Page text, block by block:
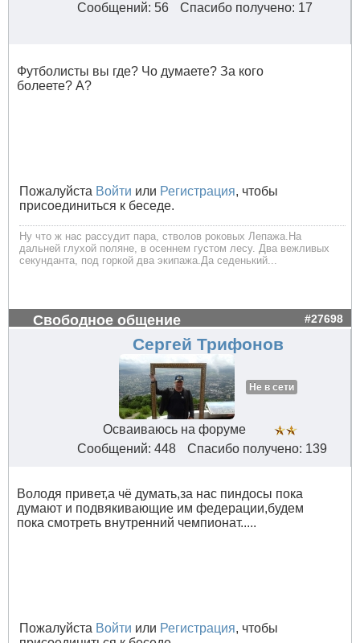
Сообщений: 56
Спасибо получено: 17
Футболисты вы где? Чо думаете? За кого
болеете? А?
Пожалуйста Войти или Регистрация, чтобы
присоединиться к беседе.
Ну что ж нас рассудит пара, стволов роковых Лепажа.На
дальней глухой поляне, в осеннем густом лесу. Два вежливых
секунданта, под горкой два экипажа.Да седенький...
Свободное общение #27698
Сергей Трифонов
Не в сети
Осваиваюсь на форуме
Сообщений: 448
Спасибо получено: 139
Володя привет,а чё думать,за нас пиндосы пока
думают и подвякивающие им федерации,будем
пока смотреть внутренний чемпионат.....
Пожалуйста Войти или Регистрация, чтобы